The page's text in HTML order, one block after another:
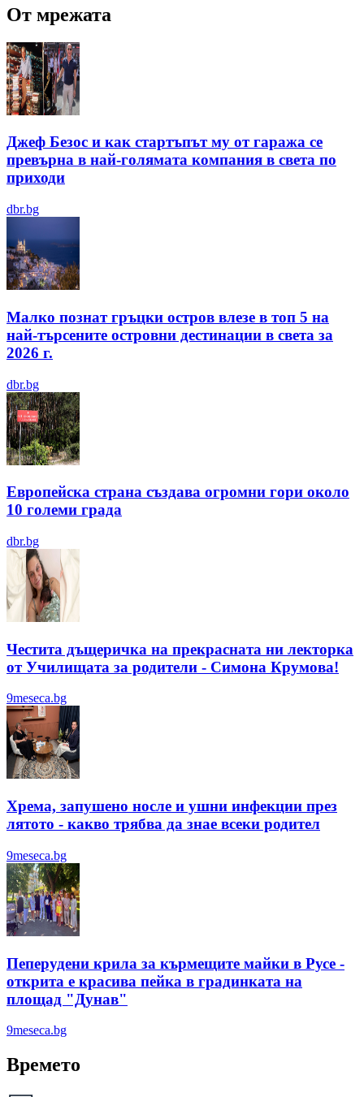
От мрежата
Джеф Безос и как стартъпът му от гаража се
превърна в най-голямата компания в света по
приходи
dbr.bg
Малко познат гръцки остров влезе в топ 5 на
най-търсените островни дестинации в света за
2026 г.
dbr.bg
Европейска страна създава огромни гори около
10 големи града
dbr.bg
Честита дъщеричка на прекрасната ни лекторка
от Училищата за родители - Симона Крумова!
9meseca.bg
Хрема, запушено носле и ушни инфекции през
лятотo - какво трябва да знае всеки родител
9meseca.bg
Пеперудени крила за кърмещите майки в Русе -
открита е красива пейка в градинката на
площад "Дунав"
9meseca.bg
Времето